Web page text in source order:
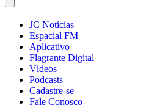
JC Notícias
Espacial FM
Aplicativo
Flagrante Digital
Vídeos
Podcasts
Cadastre-se
Fale Conosco